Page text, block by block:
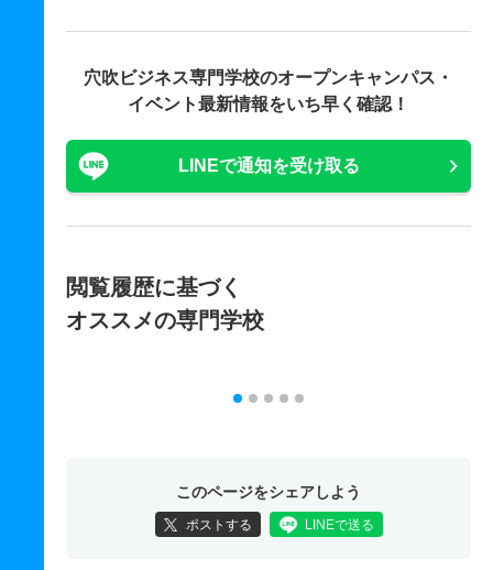
穴吹ビジネス専門学校のオープンキャンパス・
イベント最新情報をいち早く確認！
LINEで通知を受け取る
閲覧履歴に基づく
オススメの専門学校
このページをシェアしよう
ポストする LINEで送る